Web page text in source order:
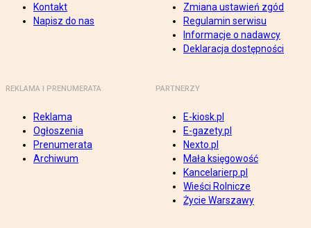
Kontakt
Napisz do nas
Zmiana ustawień zgód
Regulamin serwisu
Informacje o nadawcy
Deklaracja dostępności
REKLAMA I PRENUMERATA
Reklama
Ogłoszenia
Prenumerata
Archiwum
PARTNERZY
E-kiosk.pl
E-gazety.pl
Nexto.pl
Mała księgowość
Kancelarierp.pl
Wieści Rolnicze
Życie Warszawy